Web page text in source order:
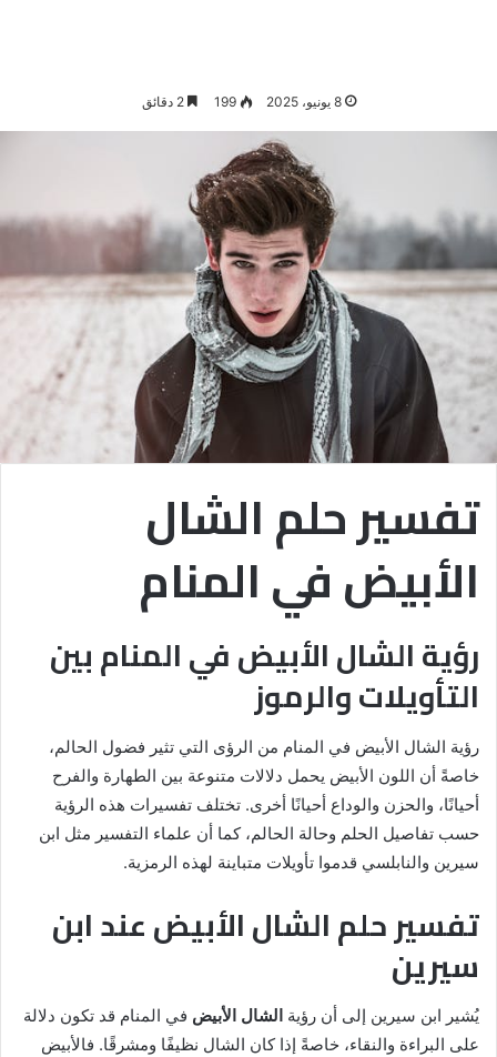
8 يونيو، 2025 199 2 دقائق
تفسير حلم الشال
الأبيض في المنام
رؤية الشال الأبيض في المنام بين
التأويلات والرموز
رؤية الشال الأبيض في المنام من الرؤى التي تثير فضول الحالم،
خاصةً أن اللون الأبيض يحمل دلالات متنوعة بين الطهارة والفرح
أحيانًا، والحزن والوداع أحيانًا أخرى. تختلف تفسيرات هذه الرؤية
حسب تفاصيل الحلم وحالة الحالم، كما أن علماء التفسير مثل ابن
سيرين والنابلسي قدموا تأويلات متباينة لهذه الرمزية.
تفسير حلم الشال الأبيض عند ابن
سيرين
يُشير ابن سيرين إلى أن رؤية الشال الأبيض في المنام قد تكون دلالة
على البراءة والنقاء، خاصةً إذا كان الشال نظيفًا ومشرقًا. فالأبيض